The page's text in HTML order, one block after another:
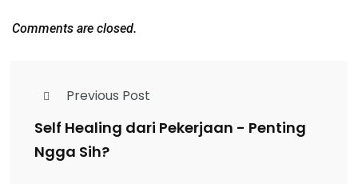
Comments are closed.
Previous Post
Self Healing dari Pekerjaan - Penting
Ngga Sih?